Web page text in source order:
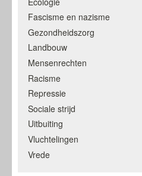
Fascisme en nazisme
Gezondheidszorg
Landbouw
Mensenrechten
Racisme
Repressie
Sociale strijd
Uitbuiting
Vluchtelingen
Vrede